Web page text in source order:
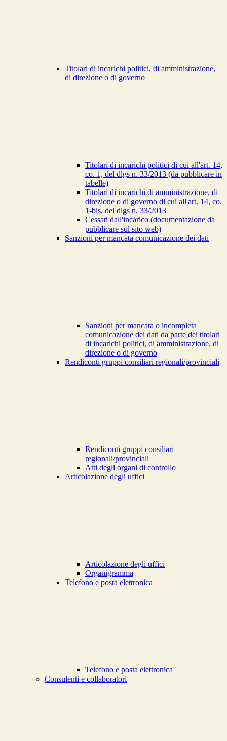
Titolari di incarichi politici, di amministrazione,
di direzione o di governo
Titolari di incarichi politici di cui all'art. 14,
co. 1, del dlgs n. 33/2013 (da pubblicare in
tabelle)
Titolari di incarichi di amministrazione, di
direzione o di governo di cui all'art. 14, co.
1-bis, del dlgs n. 33/2013
Cessati dall'incarico (documentazione da
pubblicare sul sito web)
Sanzioni per mancata comunicazione dei dati
Sanzioni per mancata o incompleta
comunicazione dei dati da parte dei titolari
di incarichi politici, di amministrazione, di
direzione o di governo
Rendiconti gruppi consiliari regionali/provinciali
Rendiconti gruppi consiliari
regionali/provinciali
Atti degli organi di controllo
Articolazione degli uffici
Articolazione degli uffici
Organigramma
Telefono e posta elettronica
Telefono e posta elettronica
Consulenti e collaboratori